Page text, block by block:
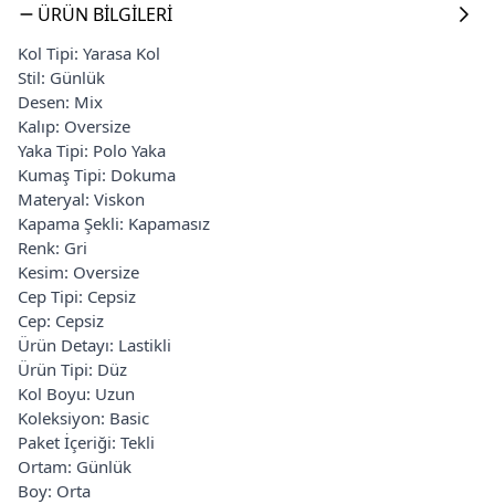
ÜRÜN BILGILERI
Kol Tipi: Yarasa Kol
Stil: Günlük
Desen: Mix
Kalıp: Oversize
Yaka Tipi: Polo Yaka
Kumaş Tipi: Dokuma
Materyal: Viskon
Kapama Şekli: Kapamasız
Renk: Gri
Kesim: Oversize
Cep Tipi: Cepsiz
Cep: Cepsiz
Ürün Detayı: Lastikli
Ürün Tipi: Düz
Kol Boyu: Uzun
Koleksiyon: Basic
Paket İçeriği: Tekli
Ortam: Günlük
Boy: Orta